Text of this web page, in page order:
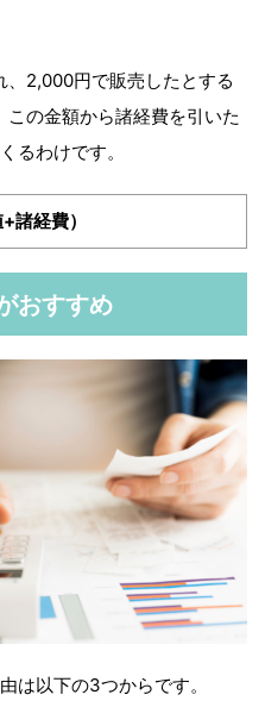
、2,000円で販売したとする
の金額から諸経費を引いた
るわけです。
諸経費）
おすすめ
は以下の3つからです。